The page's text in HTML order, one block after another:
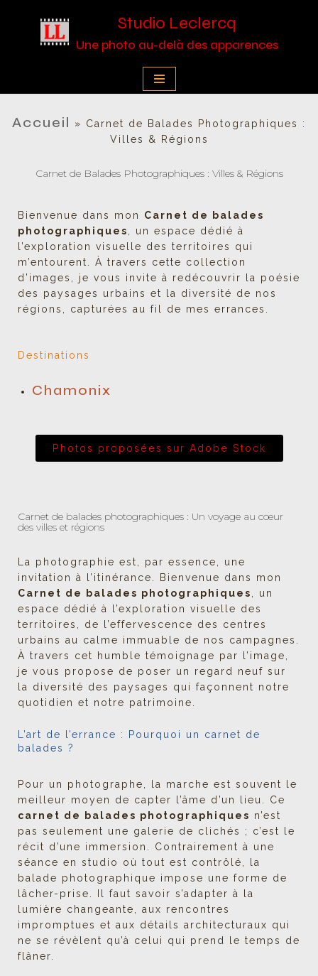
Aller
Studio Leclercq
Une photo au-delà des apparences
Accueil » Carnet de Balades Photographiques :
Villes & Régions
Carnet de Balades Photographiques : Villes & Régions
Bienvenue dans mon Carnet de balades
photographiques
, un espace dédié à
l’exploration visuelle des territoires qui
m’entourent. À travers cette collection
d’images, je vous invite à redécouvrir la poésie
des paysages urbains et la diversité de nos
régions, capturées au fil de mes errances.
Destinations
Chamonix
Photos proposées sur Adobe Stock
Carnet de balades photographiques : Un voyage au cœur
des villes et régions
La photographie est, par essence, une
invitation à l’itinérance. Bienvenue dans mon
Carnet de balades photographiques
, un
espace dédié à l’exploration visuelle des
territoires, de l’effervescence des centres
urbains au calme immuable de nos campagnes.
À travers cet humble témoignage par l’image,
je vous propose de poser un regard neuf sur
la diversité des paysages qui façonnent notre
quotidien et notre patrimoine.
L’art de l’errance : Pourquoi un carnet de
balades ?
Pour un photographe, la marche est souvent le
meilleur moyen de capter l’âme d’un lieu. Ce
carnet de balades photographiques n’est
pas seulement une galerie de clichés ; c’est le
récit d’une immersion. Contrairement à une
séance en studio où tout est contrôlé, la
balade photographique impose une forme de
lâcher-prise. Il faut savoir s’adapter à la
lumière changeante, aux rencontres
impromptues et aux détails architecturaux qui
ne se révèlent qu’à celui qui prend le temps de
flâner.